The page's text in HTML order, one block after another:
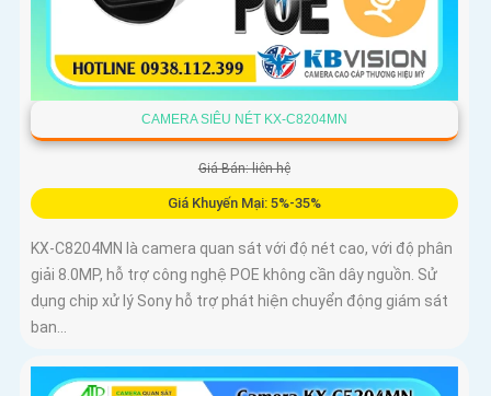
CAMERA SIÊU NÉT KX-C8204MN
Giá Bán: liên hệ
Giá Khuyến Mại: 5%-35%
KX-C8204MN là camera quan sát với độ nét cao, với độ phân
giải 8.0MP, hỗ trợ công nghệ POE không cần dây nguồn. Sử
dụng chip xử lý Sony hỗ trợ phát hiện chuyển động giám sát
ban...